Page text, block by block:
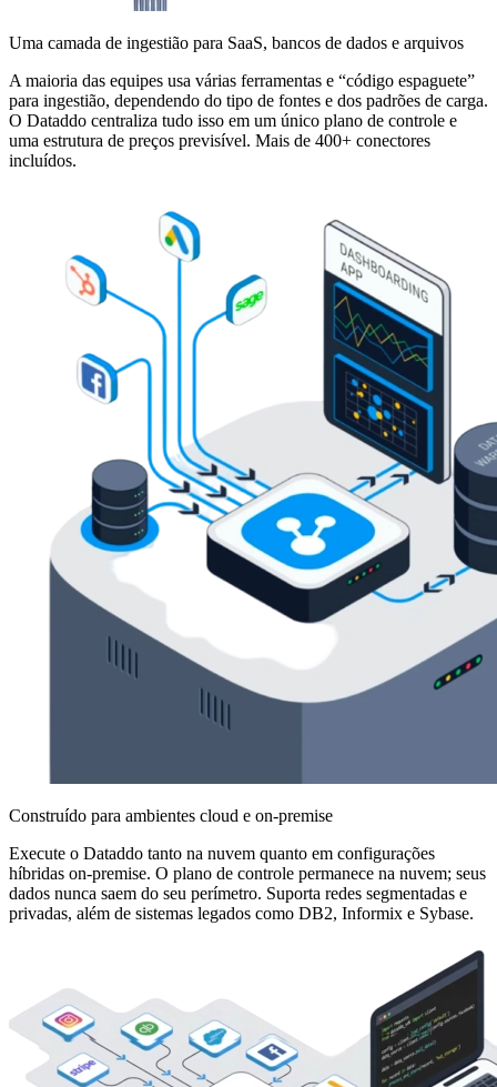
Uma camada de ingestião para SaaS, bancos de dados e arquivos
A maioria das equipes usa várias ferramentas e “código espaguete”
para ingestião, dependendo do tipo de fontes e dos padrões de carga.
O Dataddo centraliza tudo isso em um único plano de controle e
uma estrutura de preços previsível. Mais de 400+ conectores
incluídos.
Construído para ambientes cloud e on-premise
Execute o Dataddo tanto na nuvem quanto em configurações
híbridas on-premise. O plano de controle permanece na nuvem; seus
dados nunca saem do seu perímetro. Suporta redes segmentadas e
privadas, além de sistemas legados como DB2, Informix e Sybase.